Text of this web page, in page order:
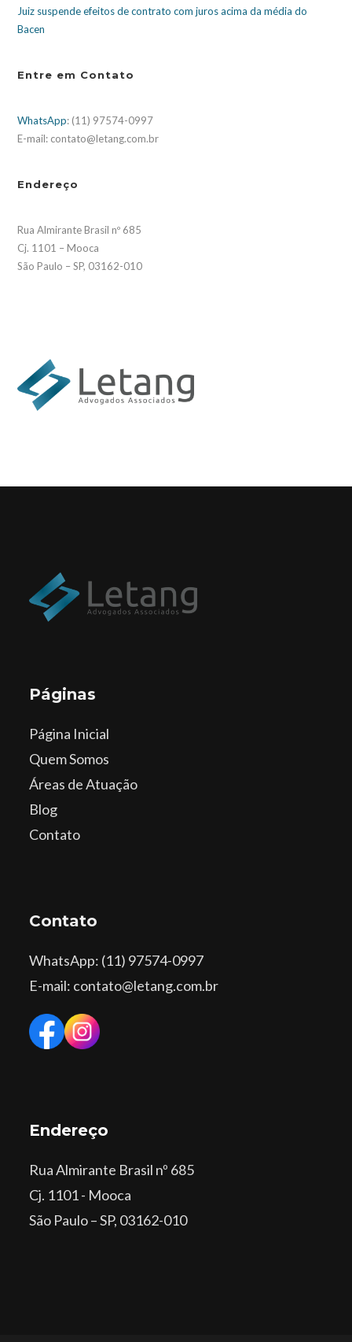
Juiz suspende efeitos de contrato com juros acima da média do
Bacen
Entre em Contato
WhatsApp: (11) 97574-0997
E-mail: contato@letang.com.br
Endereço
Rua Almirante Brasil nº 685
Cj. 1101 – Mooca
São Paulo – SP, 03162-010
Páginas
Página Inicial
Quem Somos
Áreas de Atuação
Blog
Contato
Contato
WhatsApp: (11) 97574-0997
E-mail: contato@letang.com.br
Endereço
Rua Almirante Brasil nº 685
Cj. 1101 - Mooca
São Paulo – SP, 03162-010